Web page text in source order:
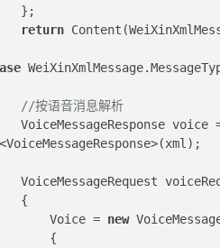
                        };
return
//按语音消息解析
VoiceMessageRequest
                        {
                            Voice =
new
                            {